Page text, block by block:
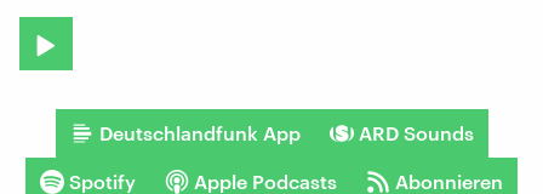
Deutschlandfunk App ARD Sounds
Spotify Apple Podcasts Abonnieren